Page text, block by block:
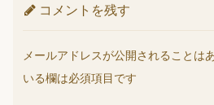
コメントを残す
メールアドレスが公開されることは
いる欄は必須項目です